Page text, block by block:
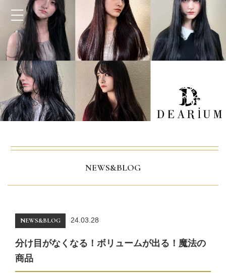
NEWS&BLOG
NEWS&BLOG 24.03.28
分け目がなくなる！ボリュームが出る！魔法の
商品